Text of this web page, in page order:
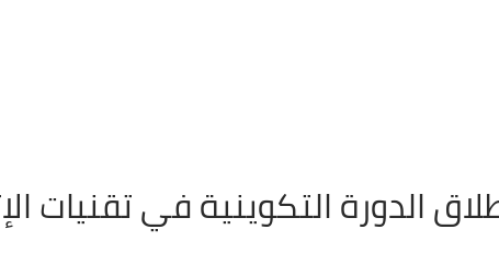
الدورة التكوينية في تقنيات